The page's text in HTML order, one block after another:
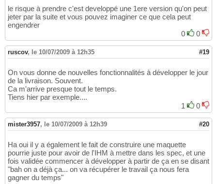
le risque à prendre c'est developpé une 1ere version qu'on peut
jeter par la suite et vous pouvez imaginer ce que cela peut
engendrer
0
0
ruscov, le 10/07/2009 à 12h35 #19
On vous donne de nouvelles fonctionnalités à développer le jour
de la livraison. Souvent.
Ca m'arrive presque tout le temps.
Tiens hier par exemple....
1
0
mister3957, le 10/07/2009 à 12h39 #20
Ha oui il y a également le fait de construire une maquette
pourrie juste pour avoir de l'IHM à mettre dans les spec, et une
fois validée commencer à développer à partir de ça en se disant
"bah on a déjà ça... on va récupérer le travail ça nous fera
gagner du temps"